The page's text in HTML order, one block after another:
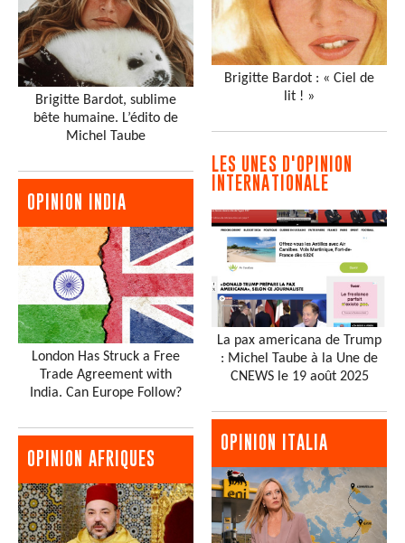
Brigitte Bardot, sublime
bête humaine. L’édito de
Michel Taube
OPINION INDIA
London Has Struck a Free
Trade Agreement with
India. Can Europe Follow?
OPINION AFRIQUES
Brigitte Bardot : « Ciel de
lit ! »
LES UNES D'OPINION
INTERNATIONALE
La pax americana de Trump
: Michel Taube à la Une de
CNEWS le 19 août 2025
OPINION ITALIA